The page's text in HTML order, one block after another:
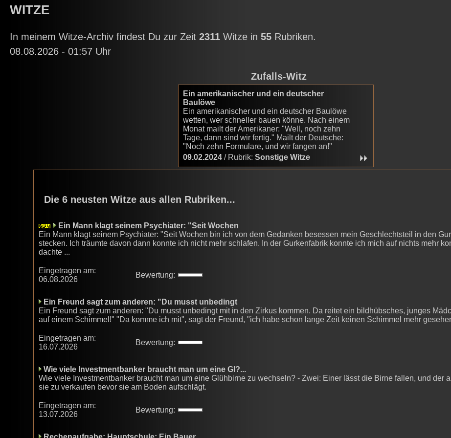
WITZE
In meinem Witze-Archiv findest Du zur Zeit 2311 Witze in 55 Rubriken.
08.08.2026 - 01:57 Uhr
Zufalls-Witz
Ein amerikanischer und ein deutscher
Baulöwe
Ein amerikanischer und ein deutscher Baulöwe
wetten, wer schneller bauen könne. Nach einem
Monat mailt der Amerikaner: "Well, noch zehn
Tage, dann sind wir fertig." Mailt der Deutsche:
"Noch zehn Formulare, und wir fangen an!"
09.02.2024/ Rubrik: Sonstige Witze
Die 6 neusten Witze aus allen Rubriken...
Ein Mann klagt seinem Psychiater: "Seit Wochen
Ein Mann klagt seinem Psychiater: "Seit Wochen bin ich von dem Gedanken besessen mein Geschlechtsteil in den
stecken. Ich träumte davon dann konnte ich nicht mehr schlafen. In der Gurkenfabrik konnte ich mich auf nichts mehr
dachte ...
Eingetragen am:
06.08.2026
Bewertung:
Ein Freund sagt zum anderen: "Du musst unbedingt
Ein Freund sagt zum anderen: "Du musst unbedingt mit in den Zirkus kommen. Da reitet ein bildhübsches, junges
auf einem Schimmel!" "Da komme ich mit", sagt der Freund, "ich habe schon lange Zeit keinen Schimmel mehr
Eingetragen am:
16.07.2026
Bewertung:
Wie viele Investmentbanker braucht man um eine Gl?...
Wie viele Investmentbanker braucht man um eine Glühbirne zu wechseln? - Zwei: Einer lässt die Birne fallen, und der
sie zu verkaufen bevor sie am Boden aufschlägt.
Eingetragen am:
13.07.2026
Bewertung: